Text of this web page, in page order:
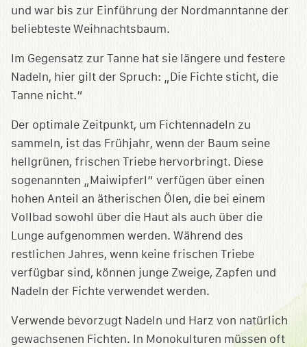
und war bis zur Einführung der Nordmanntanne der
beliebteste Weihnachtsbaum.
Im Gegensatz zur Tanne hat sie längere und festere
Nadeln, hier gilt der Spruch: „Die Fichte sticht, die
Tanne nicht.“
Der optimale Zeitpunkt, um Fichtennadeln zu
sammeln, ist das Frühjahr, wenn der Baum seine
hellgrünen, frischen Triebe hervorbringt. Diese
sogenannten „Maiwipferl“ verfügen über einen
hohen Anteil an ätherischen Ölen, die bei einem
Vollbad sowohl über die Haut als auch über die
Lunge aufgenommen werden. Während des
restlichen Jahres, wenn keine frischen Triebe
verfügbar sind, können junge Zweige, Zapfen und
Nadeln der Fichte verwendet werden.
Verwende bevorzugt Nadeln und Harz von natürlich
gewachsenen Fichten. In Monokulturen müssen oft